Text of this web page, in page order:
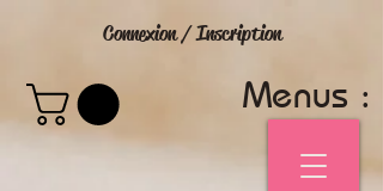
Connexion / Inscription
Menus :